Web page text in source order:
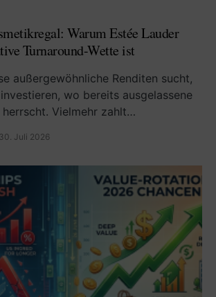
Warum Estée Lauder
Turnaround-Wette ist
außergewöhnliche Renditen sucht,
wo bereits ausgelassene
Vielmehr zahlt…
30. Juli 2026